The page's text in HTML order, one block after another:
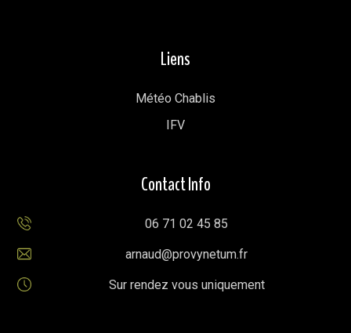
Liens
Météo Chablis
IFV
Contact Info
06 71 02 45 85
arnaud@provynetum.fr
Sur rendez vous uniquement